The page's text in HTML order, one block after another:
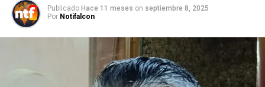
Publicado Hace 11 meses on septiembre 8, 2025
Por Notifalcon